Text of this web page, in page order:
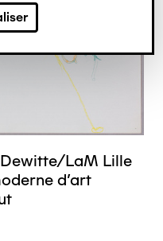
LaM Lille
d’art